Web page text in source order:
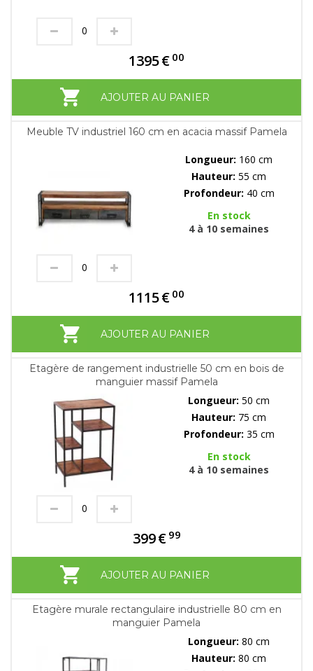
1395€ 00
AJOUTER AU PANIER
Meuble TV industriel 160 cm en acacia massif Pamela
Longueur: 160 cm
Hauteur: 55 cm
Profondeur: 40 cm
En stock
4 à 10 semaines
1115€ 00
AJOUTER AU PANIER
Etagère de rangement industrielle 50 cm en bois de
manguier massif Pamela
Longueur: 50 cm
Hauteur: 75 cm
Profondeur: 35 cm
En stock
4 à 10 semaines
399€ 99
AJOUTER AU PANIER
Etagère murale rectangulaire industrielle 80 cm en
manguier Pamela
Longueur: 80 cm
Hauteur: 80 cm